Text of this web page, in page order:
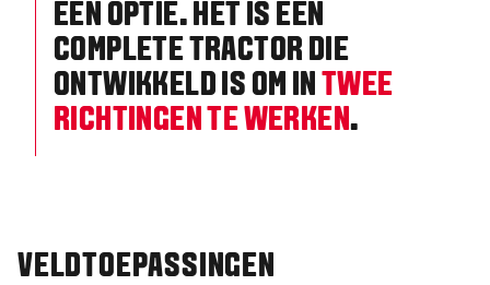
EEN OPTIE. HET IS EEN
COMPLETE TRACTOR DIE
ONTWIKKELD IS OM IN TWEE
RICHTINGEN TE WERKEN.
VELDTOEPASSINGEN